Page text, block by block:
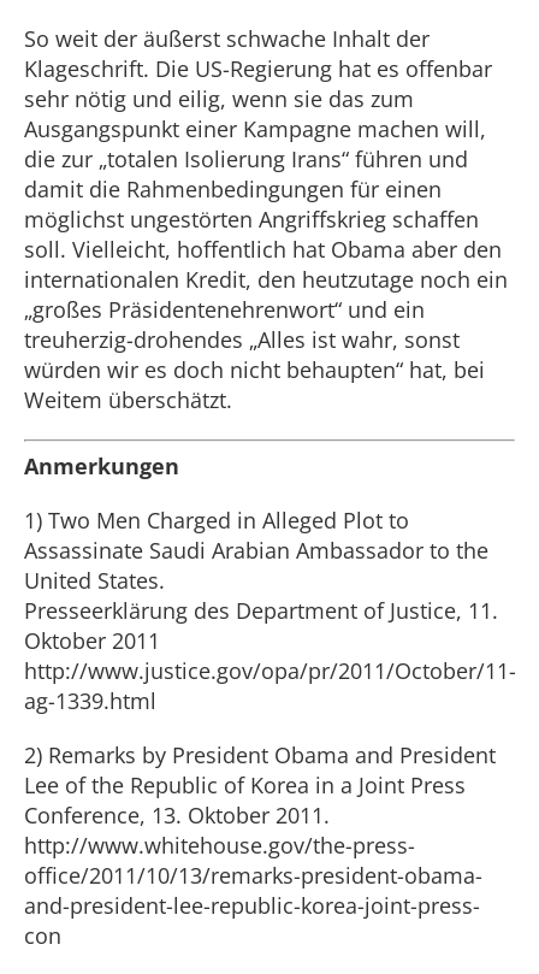
So weit der äußerst schwache Inhalt der
Klageschrift. Die US-Regierung hat es offenbar
sehr nötig und eilig, wenn sie das zum
Ausgangspunkt einer Kampagne machen will,
die zur „totalen Isolierung Irans“ führen und
damit die Rahmenbedingungen für einen
möglichst ungestörten Angriffskrieg schaffen
soll. Vielleicht, hoffentlich hat Obama aber den
internationalen Kredit, den heutzutage noch ein
„großes Präsidentenehrenwort“ und ein
treuherzig-drohendes „Alles ist wahr, sonst
würden wir es doch nicht behaupten“ hat, bei
Weitem überschätzt.
Anmerkungen
1) Two Men Charged in Alleged Plot to
Assassinate Saudi Arabian Ambassador to the
United States.
Presseerklärung des Department of Justice, 11.
Oktober 2011
http://www.justice.gov/opa/pr/2011/October/11-
ag-1339.html
2) Remarks by President Obama and President
Lee of the Republic of Korea in a Joint Press
Conference, 13. Oktober 2011.
http://www.whitehouse.gov/the-press-
office/2011/10/13/remarks-president-obama-
and-president-lee-republic-korea-joint-press-
con